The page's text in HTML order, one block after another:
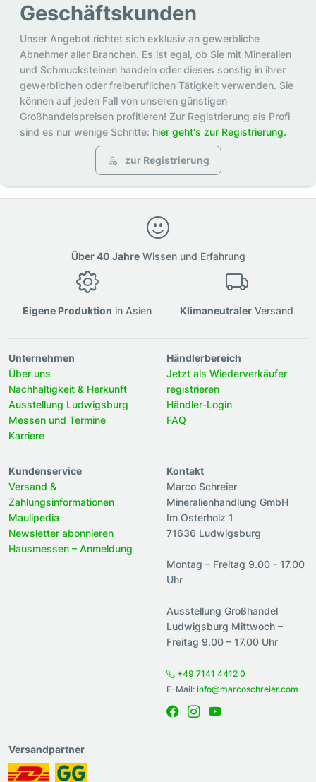
Geschäftskunden
Unser Angebot richtet sich exklusiv an gewerbliche
Abnehmer aller Branchen. Es ist egal, ob Sie mit Mineralien
und Schmucksteinen handeln oder dieses sonstig in ihrer
gewerblichen oder freiberuflichen Tätigkeit verwenden. Sie
können auf jeden Fall von unseren günstigen
Großhandelspreisen profitieren! Zur Registrierung als Profi
sind es nur wenige Schritte: hier geht's zur Registrierung.
zur Registrierung
Über 40 JahreWissen und Erfahrung
Eigene Produktion in Asien Klimaneutraler Versand
Unternehmen
Über uns
Nachhaltigkeit & Herkunft
Ausstellung Ludwigsburg
Messen und Termine
Karriere
Händlerbereich
Jetzt als Wiederverkäufer
registrieren
Händler-Login
FAQ
Kundenservice
Versand &
Zahlungsinformationen
Maulipedia
Newsletter abonnieren
Hausmessen – Anmeldung
Kontakt
Marco Schreier
Mineralienhandlung GmbH
Im Osterholz 1
71636 Ludwigsburg
Montag – Freitag 9.00 - 17.00
Uhr
Ausstellung Großhandel
Ludwigsburg Mittwoch –
Freitag 9.00 – 17.00 Uhr
+49 7141 4412 0
E-Mail: info@marcoschreier.com
Versandpartner